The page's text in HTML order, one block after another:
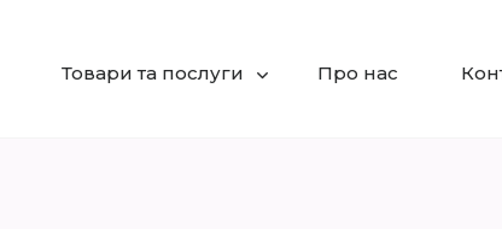
Товари та послуги Про нас